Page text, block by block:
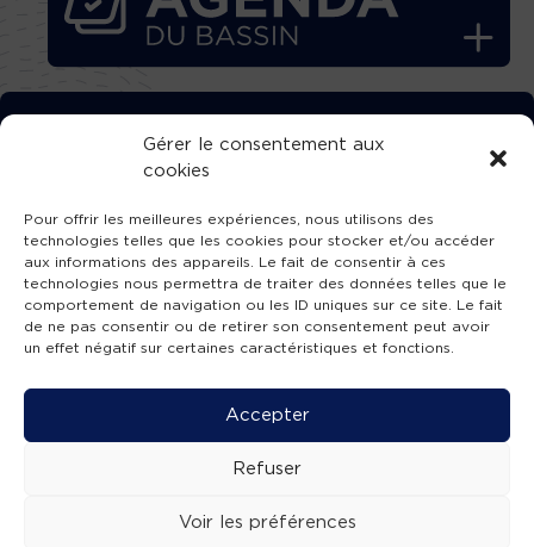
Gérer le consentement aux
cookies
Pour offrir les meilleures expériences, nous utilisons des
technologies telles que les cookies pour stocker et/ou accéder
aux informations des appareils. Le fait de consentir à ces
technologies nous permettra de traiter des données telles que le
comportement de navigation ou les ID uniques sur ce site. Le fait
de ne pas consentir ou de retirer son consentement peut avoir
un effet négatif sur certaines caractéristiques et fonctions.
Accepter
Refuser
Voir les préférences
TÉLÉCHARGEZ GRATUITEMENT
L’APPLICATION TVBA !
SUIVEZ-NOUS !
Mentions légales -Accessibilité